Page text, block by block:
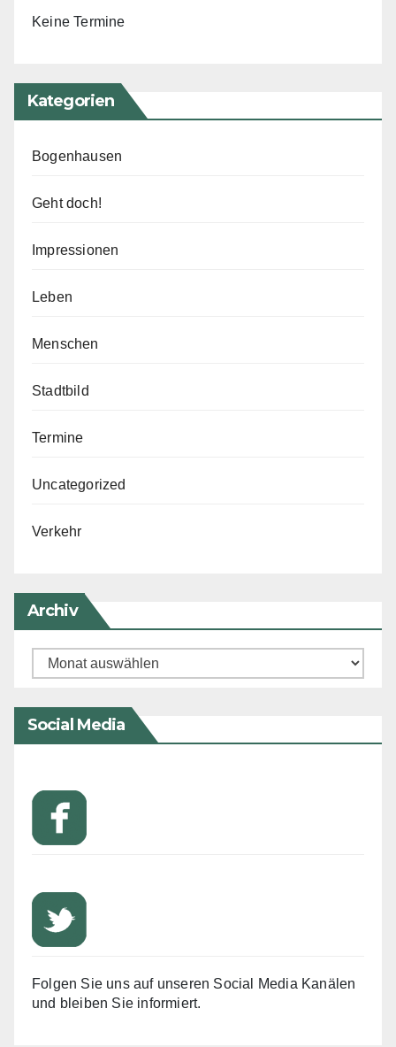
Keine Termine
Kategorien
Bogenhausen
Geht doch!
Impressionen
Leben
Menschen
Stadtbild
Termine
Uncategorized
Verkehr
Archiv
Archiv
Social Media
Folgen Sie uns auf unseren Social Media Kanälen
und bleiben Sie informiert.